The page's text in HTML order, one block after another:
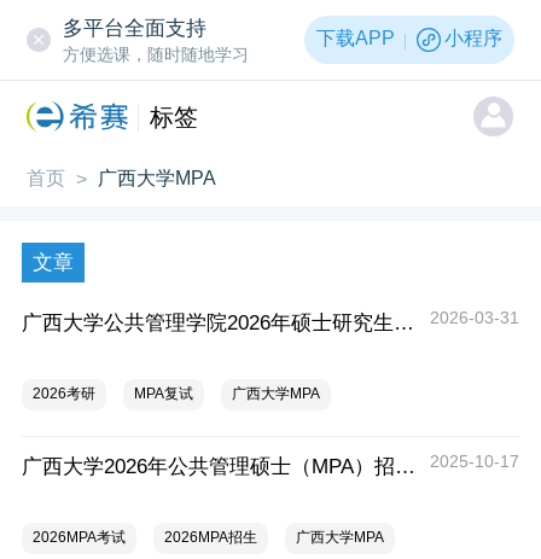
多平台全面支持
方便选课，随时随地学习
下载APP 小程序
标签
首页 > 广西大学MPA
文章
广西大学公共管理学院2026年硕士研究生招生复试录取实施细则 2026-03-31
2026考研 MPA复试 广西大学MPA
广西大学2026年公共管理硕士（MPA）招生简章 2025-10-17
2026MPA考试 2026MPA招生 广西大学MPA